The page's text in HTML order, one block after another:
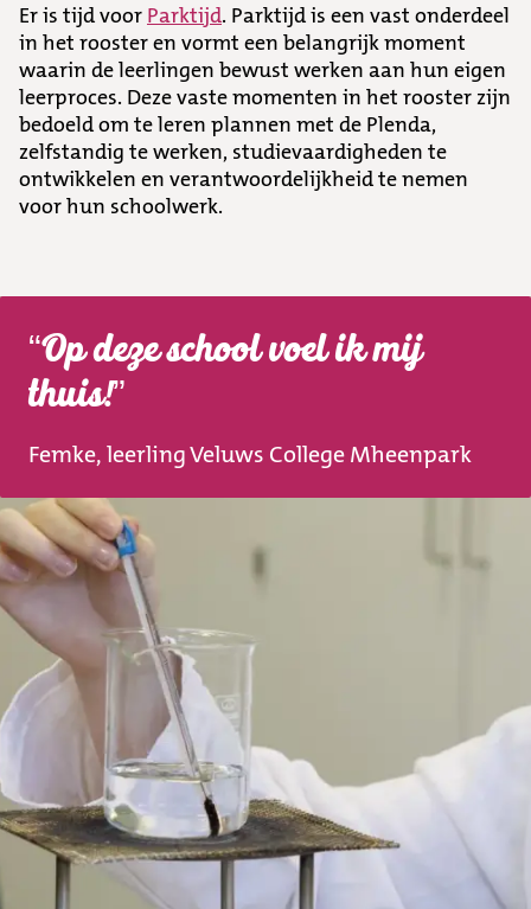
Er is tijd voor Parktijd. Parktijd is een vast onderdeel
in het rooster en vormt een belangrijk moment
waarin de leerlingen bewust werken aan hun eigen
leerproces. Deze vaste momenten in het rooster zijn
bedoeld om te leren plannen met de Plenda,
zelfstandig te werken, studievaardigheden te
ontwikkelen en verantwoordelijkheid te nemen
voor hun schoolwerk.
Op deze school voel ik mij
thuis!
Femke, leerling Veluws College Mheenpark